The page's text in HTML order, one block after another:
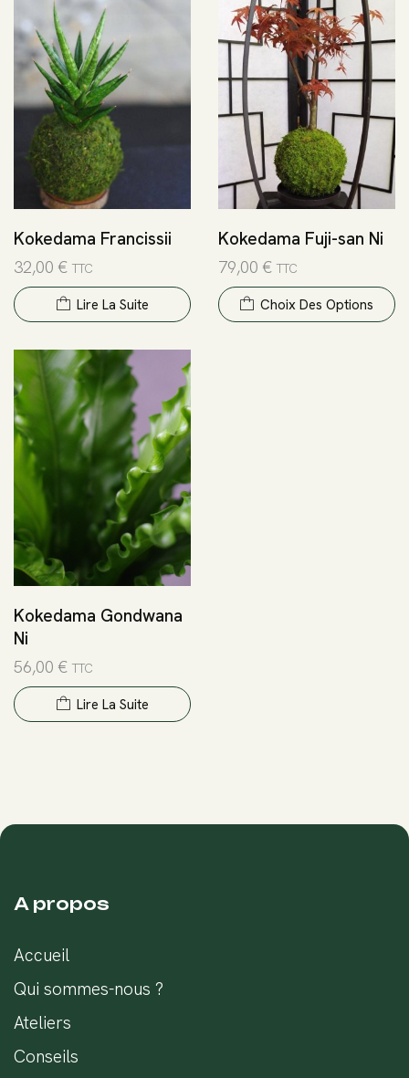
Kokedama Francissii
32,00 € TTC
Lire La Suite
Kokedama Fuji-san Ni
79,00 € TTC
Choix Des Options
Kokedama Gondwana
Ni
56,00 € TTC
Lire La Suite
A propos
Accueil
Qui sommes-nous ?
Ateliers
Conseils